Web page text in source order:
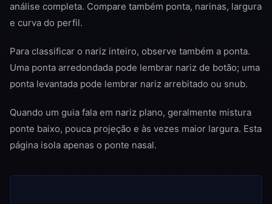
análise completa. Compare também ponta, narinas, largura
e curva do perfil.
Para classificar o nariz inteiro, observe também a ponta.
Uma ponta arredondada pode lembrar nariz de botão; uma
ponta levantada pode lembrar nariz arrebitado ou snub.
Quando um guia fala em nariz plano, geralmente mistura
ponte baixo, pouca projeção e às vezes maior largura. Esta
página isola apenas o ponte nasal.